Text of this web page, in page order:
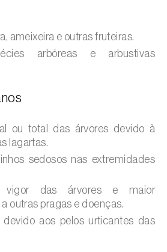
macieira (
citrinos (
spp.)
(Tetranychus urticae)
( Lytta vesicatoria)
( Grapholita (=Cydia)
ameixeira e outras fruteiras.
arbóreas e arbustivas
ou total das árvores devido à
lagartas.
sedosos nas extremidades
vigor das árvores e maior
outras pragas e doenças.
devido aos pelos urticantes das